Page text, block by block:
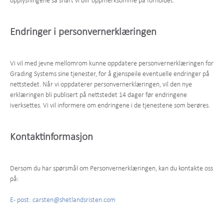
Endringer i personvernerklæringen
Vi vil med jevne mellomrom kunne oppdatere personvernerklæringen for
Grading Systems sine tjenester, for å gjenspeile eventuelle endringer på
nettstedet. Når vi oppdaterer personvernerklæringen, vil den nye
erklæringen bli publisert på nettstedet 14 dager før endringene
iverksettes. Vi vil informere om endringene i de tjenestene som berøres.
Kontaktinformasjon
Dersom du har spørsmål om Personvernerklæringen, kan du kontakte oss
på:
E- post: ​carsten@shetlandsristen.com